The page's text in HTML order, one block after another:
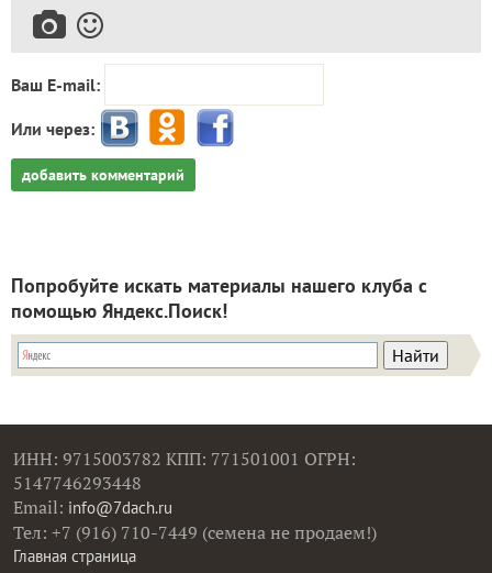
Ваш E-mail:
Или через:
добавить комментарий
Попробуйте искать материалы нашего клуба с
помощью Яндекс.Поиск!
ИНН: 9715003782 КПП: 771501001 ОГРН:
5147746293448
Email: info@7dach.ru
Тел: +7 (916) 710-7449 (семена не продаем!)
Главная страница